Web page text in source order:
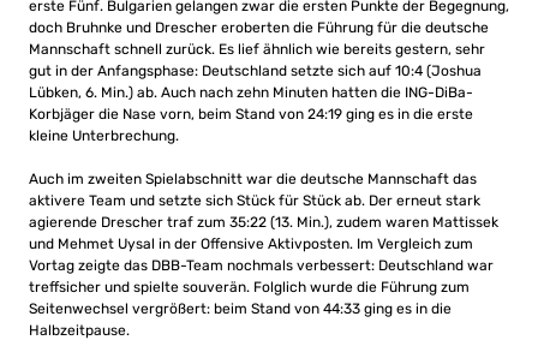
erste Fünf. Bulgarien gelangen zwar die ersten Punkte der Begegnung,
doch Bruhnke und Drescher eroberten die Führung für die deutsche
Mannschaft schnell zurück. Es lief ähnlich wie bereits gestern, sehr
gut in der Anfangsphase: Deutschland setzte sich auf 10:4 (Joshua
Lübken, 6. Min.) ab. Auch nach zehn Minuten hatten die ING-DiBa-
Korbjäger die Nase vorn, beim Stand von 24:19 ging es in die erste
kleine Unterbrechung.
Auch im zweiten Spielabschnitt war die deutsche Mannschaft das
aktivere Team und setzte sich Stück für Stück ab. Der erneut stark
agierende Drescher traf zum 35:22 (13. Min.), zudem waren Mattissek
und Mehmet Uysal in der Offensive Aktivposten. Im Vergleich zum
Vortag zeigte das DBB-Team nochmals verbessert: Deutschland war
treffsicher und spielte souverän. Folglich wurde die Führung zum
Seitenwechsel vergrößert: beim Stand von 44:33 ging es in die
Halbzeitpause.